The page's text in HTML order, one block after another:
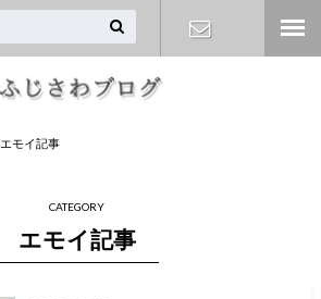
お問い合わ
エモイ記事
CATEGORY
エモイ記事